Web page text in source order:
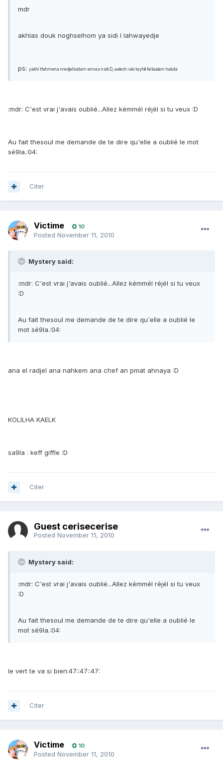
mdr
akhlas douk noghselhom ya sidi l lahwayedje
ps: yakhi tfahmena nredjel kodam ennas nsiti:D, aalech raki tayhili fel laalam hakda
:mdr: C'est vrai j'avais oublié...Allez kémmél réjél si tu veux :D
Au fait thesoul me demande de te dire qu'elle a oublié le mot
sé9la.:04:
Citer
Victime 10
Posted November 11, 2010
Mystery said:
:mdr: C'est vrai j'avais oublié...Allez kémmél réjél si tu veux
:D
Au fait thesoul me demande de te dire qu'elle a oublié le
mot sé9la.:04:
ana el radjel ana nahkem ana chef an pmat ahnaya :D
KOLILHA KAELK
sa9la : keff giffle :D
Citer
Guest cerisecerise
Posted November 11, 2010
Mystery said:
:mdr: C'est vrai j'avais oublié...Allez kémmél réjél si tu veux
:D
Au fait thesoul me demande de te dire qu'elle a oublié le
mot sé9la.:04:
le vert te va si bien:47::47::47:
Citer
Victime 10
Posted November 11, 2010